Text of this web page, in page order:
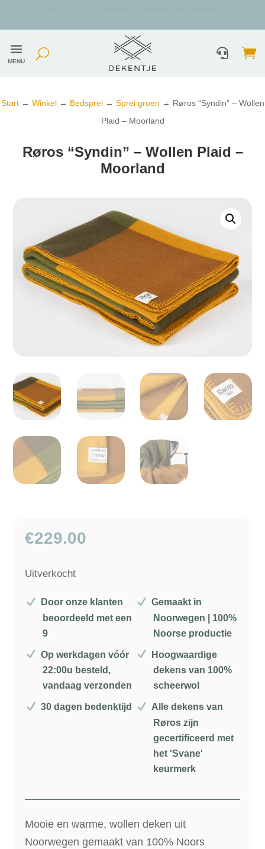
MENU
Start→ Winkel→ Bedsprei→ Sprei groen → Røros “Syndin” – Wollen
Plaid – Moorland
Røros “Syndin” – Wollen Plaid –
Moorland
€229.00
Uitverkocht
Door onze klanten
beoordeeld met een
9
Op werkdagen vóór
22:00u besteld,
vandaag verzonden
30 dagen bedenktijd
Gemaakt in
Noorwegen | 100%
Noorse productie
Hoogwaardige
dekens van 100%
scheerwol
Alle dekens van
Røros zijn
gecertificeerd met
het 'Svane'
keurmerk
Mooie en warme, wollen deken uit
Noorwegen gemaakt van 100% Noors